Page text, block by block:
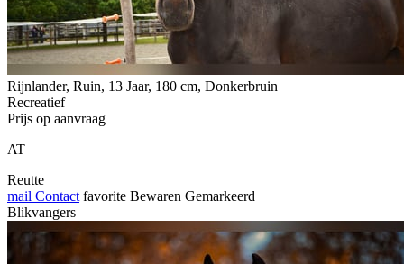
Rijnlander, Ruin, 13 Jaar, 180 cm, Donkerbruin
Recreatief
Prijs op aanvraag
AT
Reutte
mail Contact favorite Bewaren Gemarkeerd
Blikvangers